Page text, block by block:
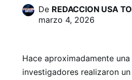
De REDACCION USA
marzo 4, 2026
Hace aproximadamente
investigadores realizaron